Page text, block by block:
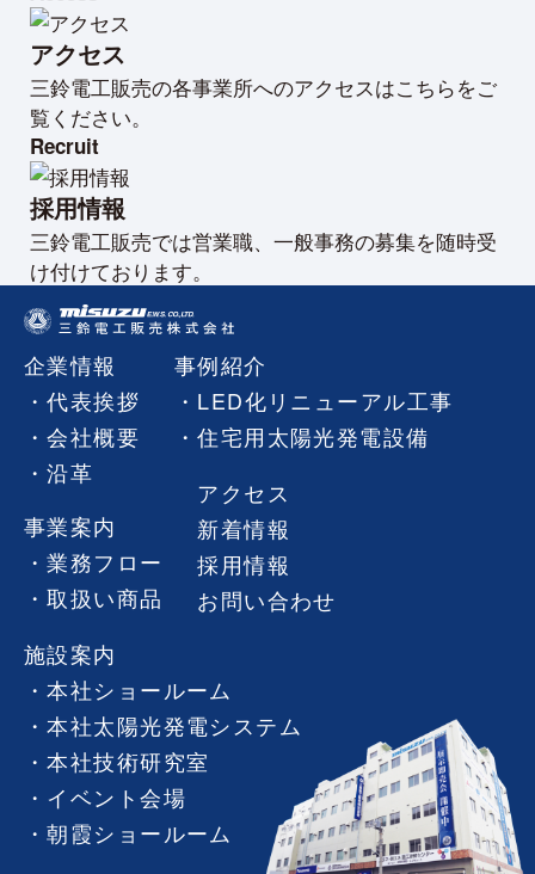
アクセス
三鈴電工販売の各事業所へのアクセスはこちらをご
覧ください。
Recruit
採用情報
三鈴電工販売では営業職、一般事務の募集を随時受
け付けております。
企業情報
代表挨拶
会社概要
沿革
事例紹介
LED化リニューアル工事
住宅用太陽光発電設備
事業案内
業務フロー
取扱い商品
アクセス
新着情報
採用情報
お問い合わせ
施設案内
本社ショールーム
本社太陽光発電システム
本社技術研究室
イベント会場
朝霞ショールーム